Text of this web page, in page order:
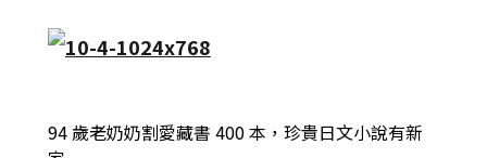
94 歲老奶奶割愛藏書 400 本，珍貴日文小說有新